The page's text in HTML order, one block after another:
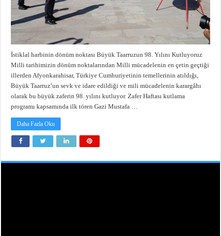
İstiklal harbinin dönüm noktası Büyük Taarruzun 98. Yılını Kutluyoruz
Milli tarihimizin dönüm noktalarından Milli mücadelenin en çetin geçtiği
illerden Afyonkarahisar, Türkiye Cumhuriyetinin temellerinin atıldığı,
Büyük Taarruz’un sevk ve idare edildiği ve mili mücadelenin karargâhı
olarak bu büyük zaferin 98. yılını kutluyor. Zafer Haftası kutlama
programı kapsamında ilk tören Gazi Mustafa …
Daha Fazla Oku